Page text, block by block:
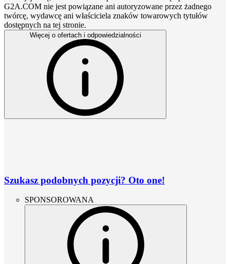
G2A.COM nie jest powiązane ani autoryzowane przez żadnego
twórcę, wydawcę ani właściciela znaków towarowych tytułów
dostępnych na tej stronie.
Więcej o ofertach i odpowiedzialności
Szukasz podobnych pozycji? Oto one!
SPONSOROWANA